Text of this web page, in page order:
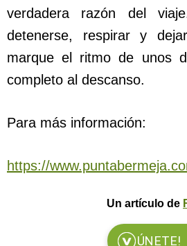
verdadera razón del
detenerse, respirar y
marque el ritmo de unos
completo al descanso.
Para más información:
https://
Un artículo de
ÚNETE!